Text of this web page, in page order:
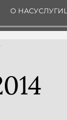
О НАСУСЛУГИ